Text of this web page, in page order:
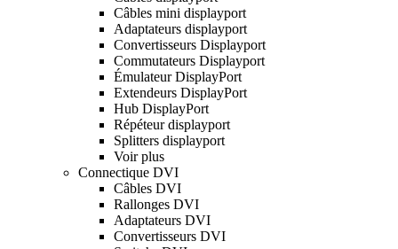
Câbles mini displayport
Adaptateurs displayport
Convertisseurs Displayport
Commutateurs Displayport
Émulateur DisplayPort
Extendeurs DisplayPort
Hub DisplayPort
Répéteur displayport
Splitters displayport
Voir plus
Connectique DVI
Câbles DVI
Rallonges DVI
Adaptateurs DVI
Convertisseurs DVI